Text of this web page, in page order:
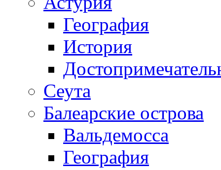
География
История
Сеута
Балеарские острова
Вальдемосса
География